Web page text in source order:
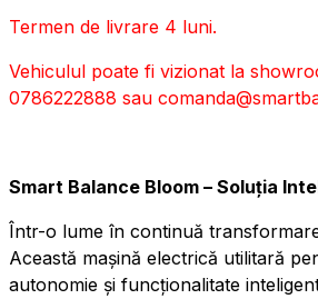
Termen de livrare 4 luni.
Vehiculul poate fi vizionat la
0786222888 sau
Smart Balance Bloom – Soluția
Într-o lume în continuă
Această mașină electrică utilitară
autonomie și funcționalitate